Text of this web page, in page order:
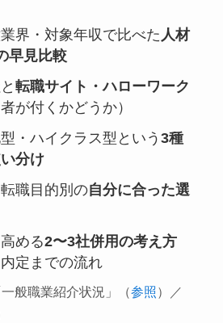
界・対象年収で比べた 人材
早見比較
転職サイト・ハローワーク
が付くかどうか）
・ハイクラス型という3種
分け
職目的別の自分に合った選
める2〜3社併用の考え方
定までの流れ
般職業紹介状況」（参照）／